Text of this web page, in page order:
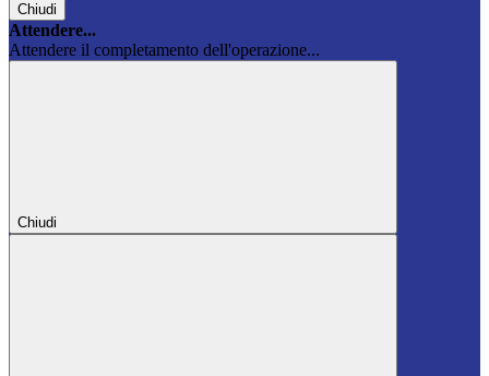
Chiudi
Attendere...
Attendere il completamento dell'operazione...
Chiudi